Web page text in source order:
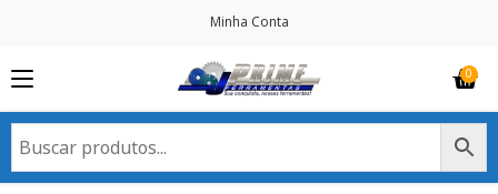
Minha Conta